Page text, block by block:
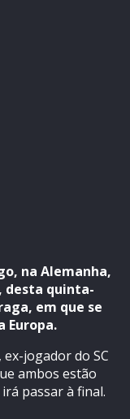
na Alemanha,
desta quinta-
em que se
Europa.
jogador do SC
ambos estão
passar à final.